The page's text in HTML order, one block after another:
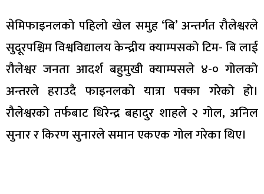
सेमिफाइनलको पहिलो खेल समुह ‘बि’ अन्तर्गत रौलेश्वरले
सुदूरपश्चिम विश्वविद्यालय केन्द्रीय क्याम्पसको टिम- बि लाई
रौलेश्वर जनता आदर्श बहुमुखी क्याम्पसले ४-० गोलको
अन्तरले हराउदै फाइनलको यात्रा पक्का गरेको हो।
रौलेश्वरको तर्फबाट धिरेन्द्र बहादुर शाहले २ गोल, अनिल
सुनार र किरण सुनारले समान एकएक गोल गरेका थिए।